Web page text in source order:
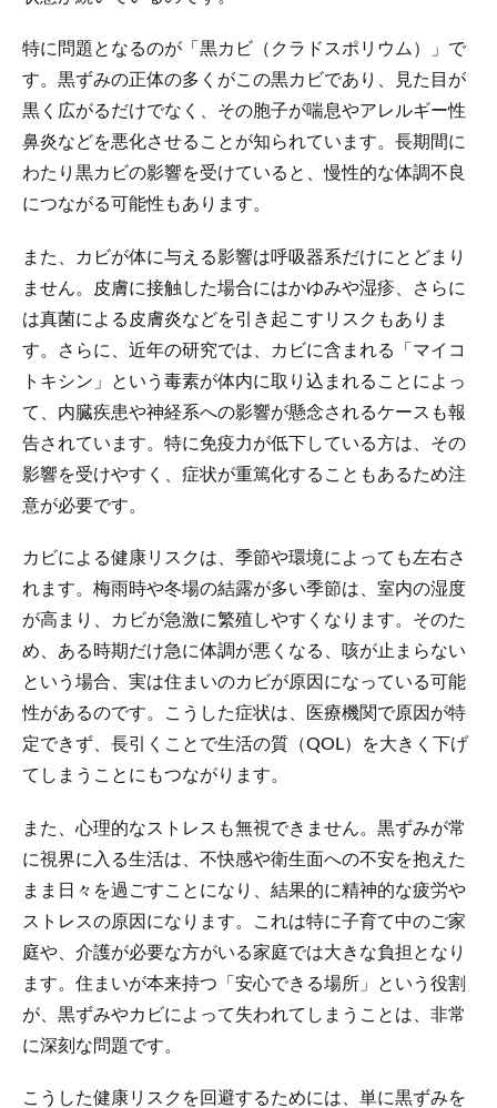
特に問題となるのが「黒カビ（クラドスポリウム）」で
す。黒ずみの正体の多くがこの黒カビであり、見た目が
黒く広がるだけでなく、その胞子が喘息やアレルギー性
鼻炎などを悪化させることが知られています。長期間に
わたり黒カビの影響を受けていると、慢性的な体調不良
につながる可能性もあります。
また、カビが体に与える影響は呼吸器系だけにとどまり
ません。皮膚に接触した場合にはかゆみや湿疹、さらに
は真菌による皮膚炎などを引き起こすリスクもありま
す。さらに、近年の研究では、カビに含まれる「マイコ
トキシン」という毒素が体内に取り込まれることによっ
て、内臓疾患や神経系への影響が懸念されるケースも報
告されています。特に免疫力が低下している方は、その
影響を受けやすく、症状が重篤化することもあるため注
意が必要です。
カビによる健康リスクは、季節や環境によっても左右さ
れます。梅雨時や冬場の結露が多い季節は、室内の湿度
が高まり、カビが急激に繁殖しやすくなります。そのた
め、ある時期だけ急に体調が悪くなる、咳が止まらない
という場合、実は住まいのカビが原因になっている可能
性があるのです。こうした症状は、医療機関で原因が特
定できず、長引くことで生活の質（QOL）を大きく下げ
てしまうことにもつながります。
また、心理的なストレスも無視できません。黒ずみが常
に視界に入る生活は、不快感や衛生面への不安を抱えた
まま日々を過ごすことになり、結果的に精神的な疲労や
ストレスの原因になります。これは特に子育て中のご家
庭や、介護が必要な方がいる家庭では大きな負担となり
ます。住まいが本来持つ「安心できる場所」という役割
が、黒ずみやカビによって失われてしまうことは、非常
に深刻な問題です。
こうした健康リスクを回避するためには、単に黒ずみを